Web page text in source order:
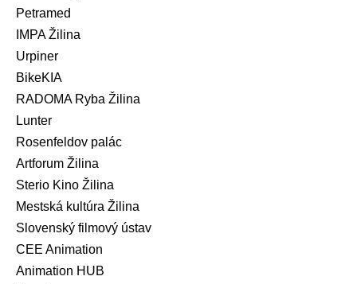
Petramed
IMPA Žilina
Urpiner
BikeKIA
RADOMA Ryba Žilina
Lunter
Rosenfeldov palác
Artforum Žilina
Sterio Kino Žilina
Mestská kultúra Žilina
Slovenský filmový ústav
CEE Animation
Animation HUB